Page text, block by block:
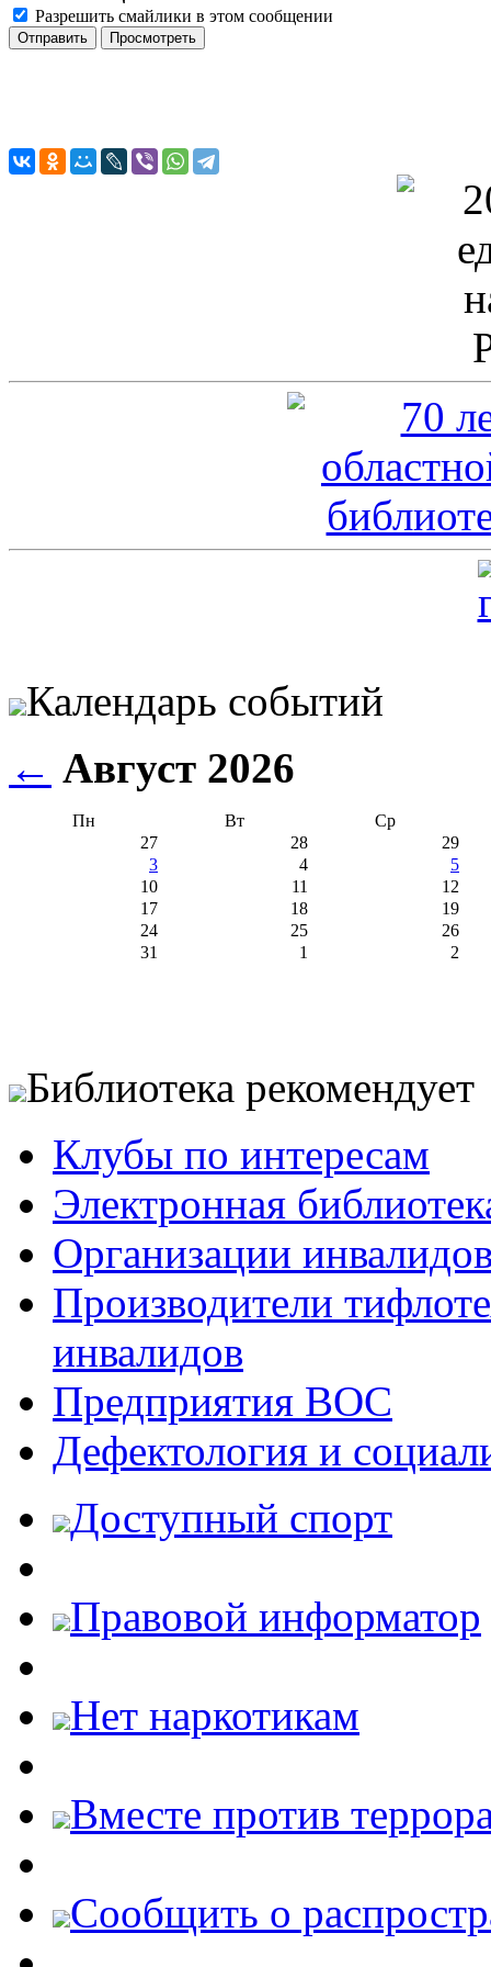
Разрешить смайлики в этом сообщении
Календарь событий
← Август 2026
Пн Вт
Ср
27
28
29
3
4
5
10
11
12
17
18
19
24
25
26
31
1 2
Библиотека рекомендует
Клубы по интересам
Электронная
Организации
Производители
инвалидов
Предприятия ВОС
Дефектология и
Доступный спорт
Правовой информатор
Нет наркотикам
Вместе против
Cообщить о